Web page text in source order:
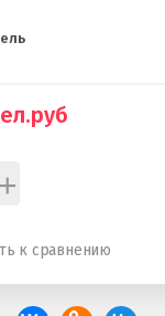
к сравнению